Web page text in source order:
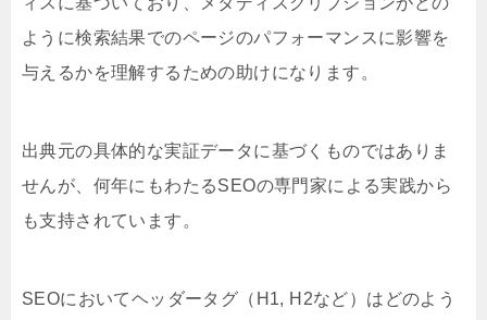
ように検索結果でのページのパフォーマンスに影響を
与えるかを理解するための助けになります。
出典元の具体的な実証データに基づくものではありま
せんが、何年にもわたるSEOの専門家による実践から
も支持されています。
SEOにおいてヘッダータグ（H1, H2など）はどのよう